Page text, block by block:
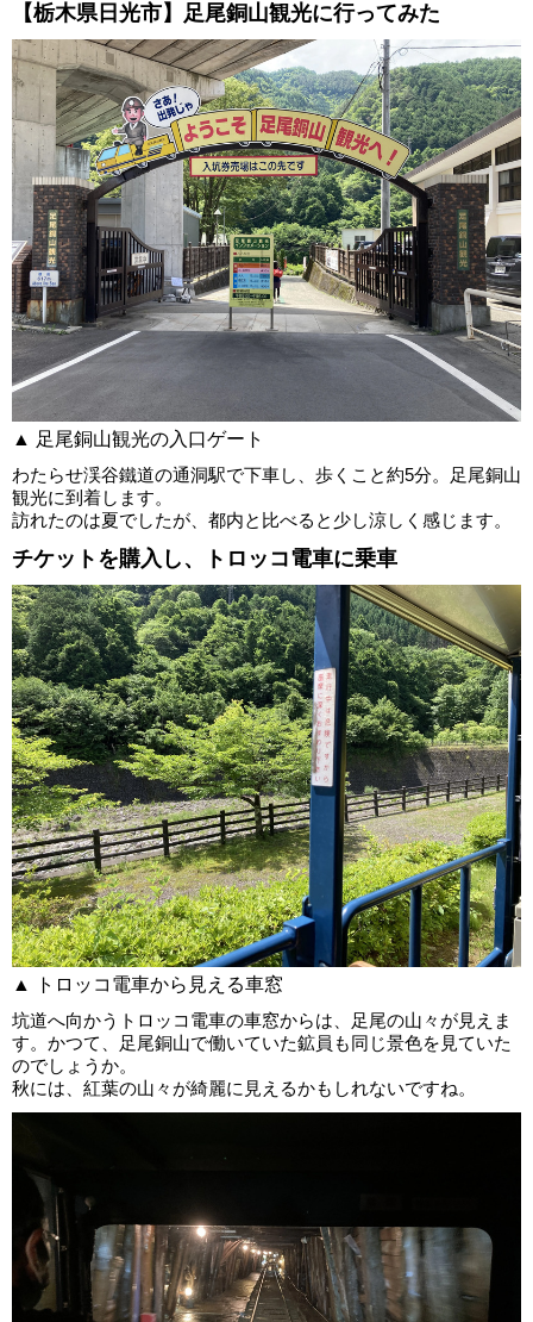
【栃木県日光市】足尾銅山観光に行ってみた
▲ 足尾銅山観光の入口ゲート
わたらせ渓谷鐵道の通洞駅で下車し、歩くこと約5分。足尾銅山
観光に到着します。
訪れたのは夏でしたが、都内と比べると少し涼しく感じます。
チケットを購入し、トロッコ電車に乗車
▲ トロッコ電車から見える車窓
坑道へ向かうトロッコ電車の車窓からは、足尾の山々が見えま
す。かつて、足尾銅山で働いていた鉱員も同じ景色を見ていた
のでしょうか。
秋には、紅葉の山々が綺麗に見えるかもしれないですね。